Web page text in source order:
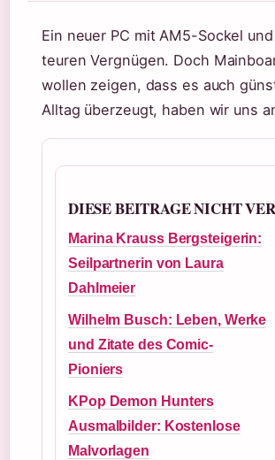
Ein neuer PC mit AM5-Sockel
teuren Vergnügen. Doch
wollen zeigen, dass es auch
Alltag überzeugt, haben wir uns
DIESE BEITRAGE NICHT
Marina Krauss Bergsteigerin:
Seilpartnerin von Laura
Dahlmeier
Wilhelm Busch: Leben, Werke
und Zitate des Comic-
Pioniers
KPop Demon Hunters
Ausmalbilder: Kostenlose
Malvorlagen